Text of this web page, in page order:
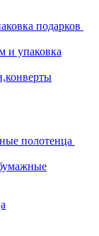
подарков
и упаковка
полотенца